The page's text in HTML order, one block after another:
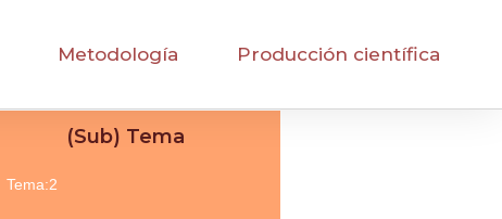
Metodología Producción científica
(Sub) Tema
Tema:2